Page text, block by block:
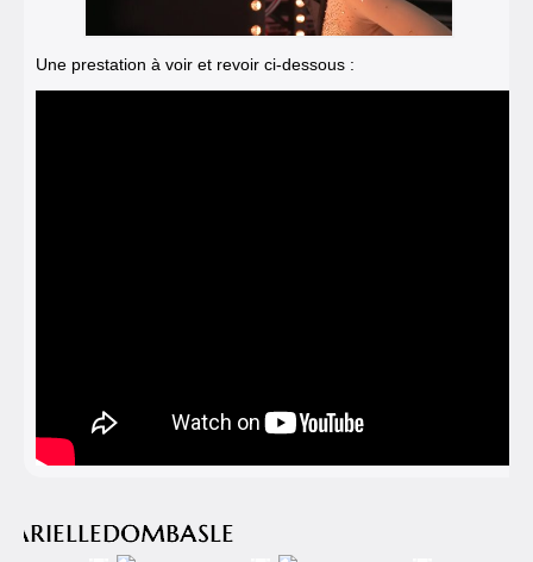
Une prestation à voir et revoir ci-dessous :